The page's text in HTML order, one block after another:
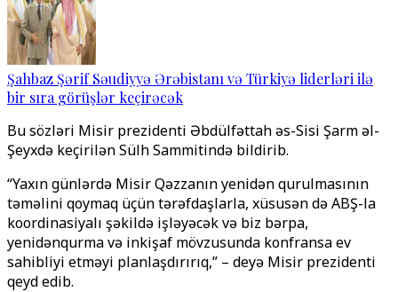
Şahbaz Şərif Səudiyyə Ərəbistanı və Türkiyə liderləri ilə
bir sıra görüşlər keçirəcək
Bu sözləri Misir prezidenti Əbdülfəttah əs-Sisi Şarm əl-
Şeyxdə keçirilənSülh Sammitində bildirib.
“Yaxın günlərdə Misir Qəzzanın yenidən qurulmasının
təməlini qoymaq üçün tərəfdaşlarla, xüsusən də ABŞ-la
koordinasiyalı şəkildə işləyəcək və biz bərpa,
yenidənqurma və inkişaf mövzusunda konfransa ev
sahibliyi etməyi planlaşdırırıq,” – deyə Misir prezidenti
qeyd edib.